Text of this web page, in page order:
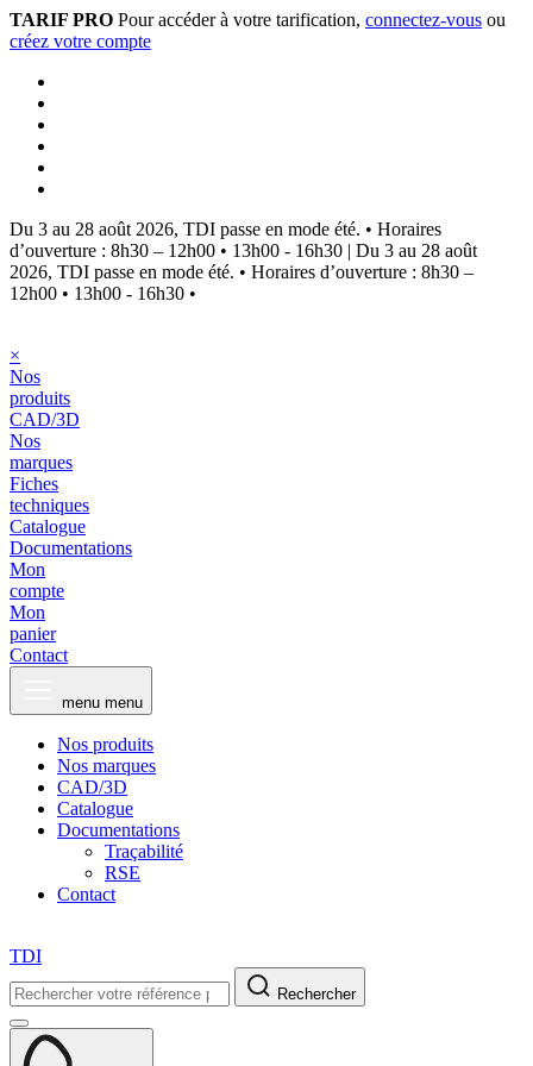
TARIF PRO Pour accéder à votre tarification, connectez-vous ou
créez votre compte
Du 3 au 28 août 2026, TDI passe en mode été. • Horaires
d’ouverture : 8h30 – 12h00 • 13h00 - 16h30 | Du 3 au 28 août
2026, TDI passe en mode été. • Horaires d’ouverture : 8h30 –
12h00 • 13h00 - 16h30 •
×
Nos
produits
CAD/3D
Nos
marques
Fiches
techniques
Catalogue
Documentations
Mon
compte
Mon
panier
Contact
menu menu
Nos produits
Nos marques
CAD/3D
Catalogue
Documentations
Traçabilité
RSE
Contact
TDI
Rechercher